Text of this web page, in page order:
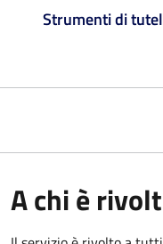
Strumenti di
A chi è